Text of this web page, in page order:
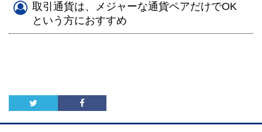
取引通貨は、メジャーな通貨ペアだけでOK
という方におすすめ